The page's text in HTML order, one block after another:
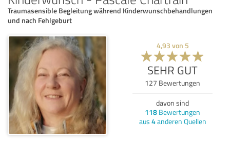
Traumasensible Begleitung während Kinderwunschbehandlungen
und nach Fehlgeburt
4,93 von 5
SEHR GUT
127 Bewertungen
davon sind
118 Bewertungen
aus 4anderen Quellen